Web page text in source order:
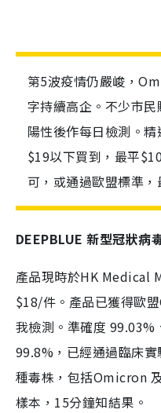
第5波疫情仍嚴峻，
字持續高企。不少市
陽性後作每日檢測。
$19以下買到，最平
可，或通過歐盟標準
DEEPBLUE 新型冠狀病
產品現時於HK Medical
$18/件。產品已獲得歐
我檢測。準確度
99.8%，已經通過臨床
種毒株，包括Omicron
樣本，15分鐘知結果。